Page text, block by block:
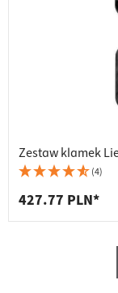
Zestaw klamek
(4)
427.77 PLN*